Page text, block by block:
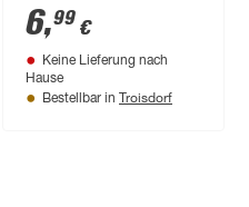
gelb/schwarz 18,5 x
4 x 9 cm
6,99 €
Keine Lieferung nach
Hause
Bestellbar in Troisdorf